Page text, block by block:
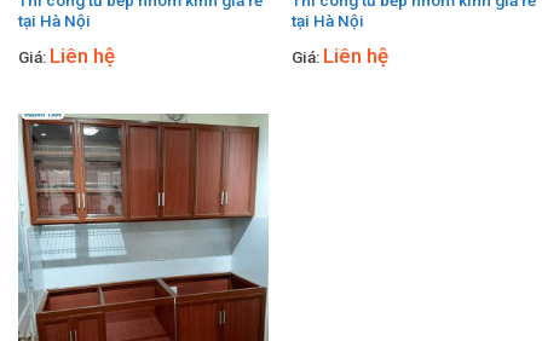
tại Hà Nội
Giá: Liên hệ
tại Hà Nội
Giá: Liên hệ